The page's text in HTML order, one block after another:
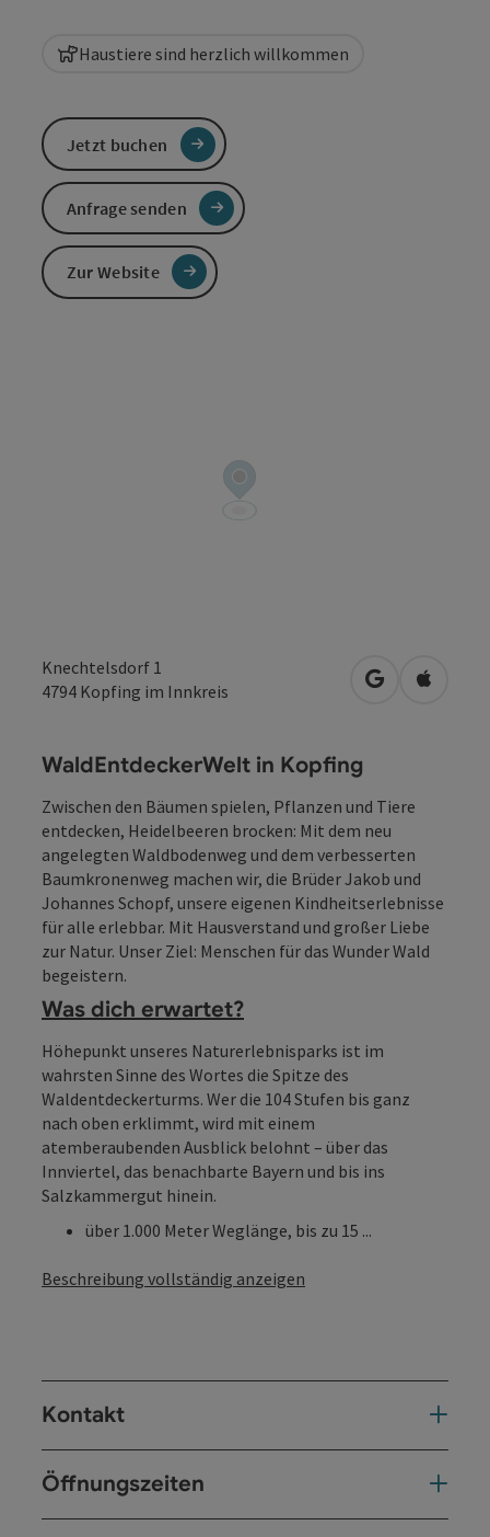
Haustiere sind herzlich willkommen
Knechtelsdorf 1
4794 Kopfing im Innkreis in Google
in
WaldEntdeckerWelt in Kopfing
Zwischen den Bäumen spielen, Pflanzen und Tiere
entdecken, Heidelbeeren brocken: Mit dem neu
angelegten Waldbodenweg und dem verbesserten
Baumkronenweg machen wir, die Brüder Jakob und
Johannes Schopf, unsere eigenen Kindheitserlebnisse
für alle erlebbar. Mit Hausverstand und großer Liebe
zur Natur. Unser Ziel: Menschen für das Wunder Wald
begeistern.
Was dich erwartet?
Höhepunkt unseres Naturerlebnisparks ist im
wahrsten Sinne des Wortes die Spitze des
Waldentdeckerturms. Wer die 104 Stufen bis ganz
nach oben erklimmt, wird mit einem
atemberaubenden Ausblick belohnt – über das
Innviertel, das benachbarte Bayern und bis ins
Salzkammergut hinein.
über 1.000 Meter Weglänge, bis zu 15 ...
Beschreibung vollständig anzeigen
Kontakt
Öffnungszeiten
Jetzt buchen
Anfrage senden
Zur Website